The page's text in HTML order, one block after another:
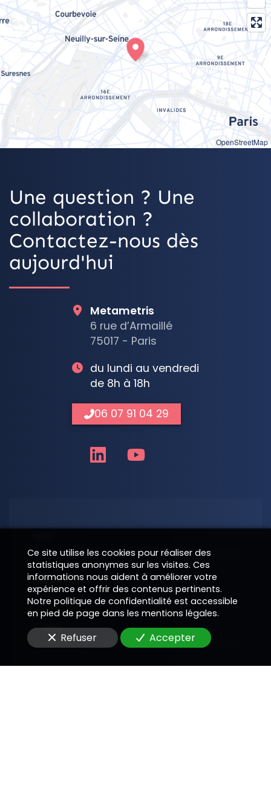
OpenStreetMap
Une question ? Une
collaboration ?
Contactez-nous dès
aujourd'hui
Téléphone
E-Mail
Metametris
6 rue d’Armaillé
75017 - Paris
du lundi au vendredi
de 8h à 18h
06 07 91 04 29
Ce site utilise les cookies pour réaliser des
statistiques anonymes sur les visites. Ces
informations nous aident à améliorer votre
expérience et offrir des contenus pertinents.
Notre politique de confidentialité est accessible
en pied de page dans les mentions légales.
Refuser Accepter